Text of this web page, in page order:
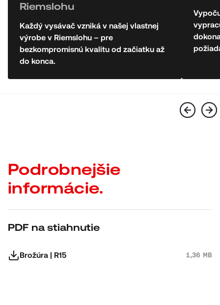
Riemslohu
Každý vysávač vzniká v našej vlastnej
výrobe v Riemslohu – pre
bezkompromisnú kvalitu od začiatku až
do konca.
Podrobnejšie
informácie.
PDF na stiahnutie
Brožúra | R15 1,36 MB